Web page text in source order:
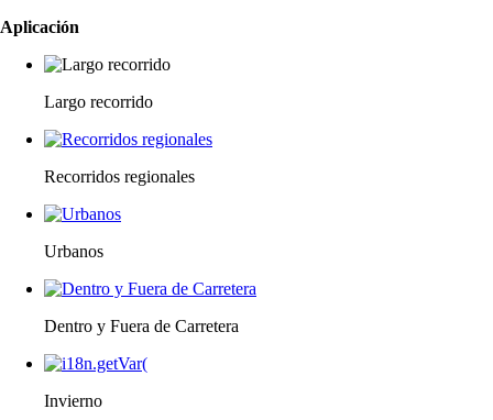
Aplicación
Largo recorrido
Recorridos regionales
Urbanos
Dentro y Fuera de Carretera
Invierno